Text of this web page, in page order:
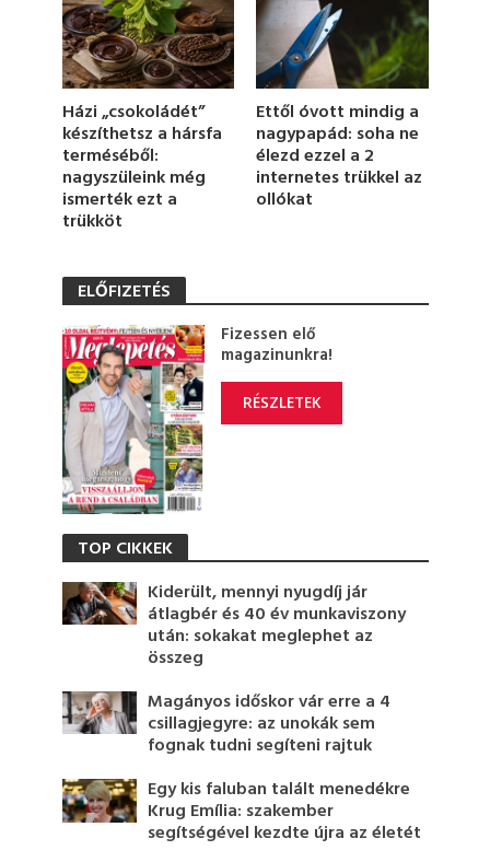
Házi „csokoládét”
készíthetsz a hársfa
terméséből:
nagyszüleink még
ismerték ezt a
trükköt
Ettől óvott mindig a
nagypapád: soha ne
élezd ezzel a 2
internetes trükkel az
ollókat
ELŐFIZETÉS
Fizessen elő
magazinunkra!
RÉSZLETEK
TOP CIKKEK
Kiderült, mennyi nyugdíj jár
átlagbér és 40 év munkaviszony
után: sokakat meglephet az
összeg
Magányos időskor vár erre a 4
csillagjegyre: az unokák sem
fognak tudni segíteni rajtuk
Egy kis faluban talált menedékre
Krug Emília: szakember
segítségével kezdte újra az életét